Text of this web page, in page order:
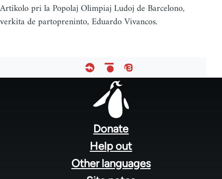
Artikolo pri la Popolaj Olimpiaj Ludoj de Barcelono,
verkita de partopreninto, Eduardo Vivancos.
Donate
Help out
Other languages